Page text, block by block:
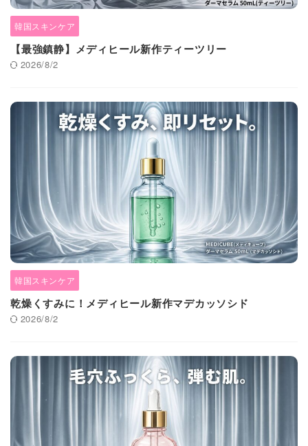
韓国スキンケア
【最強鎮静】メディヒール新作ティーツリー
2026/8/2
韓国スキンケア
乾燥くすみに！メディヒール新作マデカッソシド
2026/8/2